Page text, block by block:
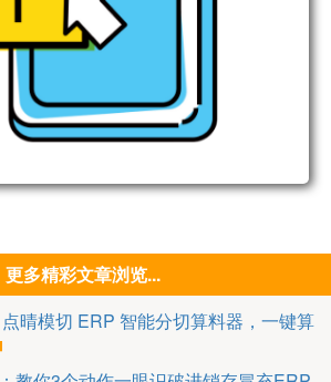
更多精彩文章浏览...
晴模切 ERP 智能分切算料器，一键算